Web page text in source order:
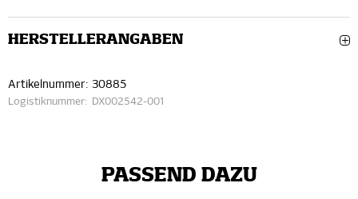
HERSTELLERANGABEN
Artikelnummer: 30885
Logistiknummer: DX002542-001
PASSEND DAZU